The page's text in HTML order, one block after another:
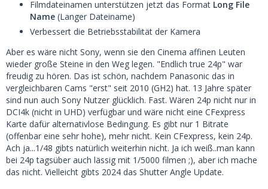
Filmdateinamen unterstützen jetzt das Format Long File
Name (Langer Dateiname)
Verbessert die Betriebsstabilität der Kamera
Aber es wäre nicht Sony, wenn sie den Cinema affinen Leuten
wieder große Steine in den Weg legen. "Endlich true 24p" war
freudig zu hören. Das ist schön, nachdem Panasonic das in
vergleichbaren Cams "erst" seit 2010 (GH2) hat. 13 Jahre später
sind nun auch Sony Nutzer glücklich. Fast. Wären 24p nicht nur in
DCI4k (nicht in UHD) verfügbar und wäre nicht eine CFexpress
Karte dafür alternativlose Bedingung. Es gibt nur 1 Bitrate
(offenbar eine sehr hohe), mehr nicht. Kein CFexpress, kein 24p.
Ach ja...1/48 gibts natürlich weiterhin nicht. Ja ich weiß..man kann
bei 24p tagsüber auch lässig mit 1/5000 filmen ;), aber ich mache
das nicht. Vielleicht gibts 2024 das Shutter Angle Update.